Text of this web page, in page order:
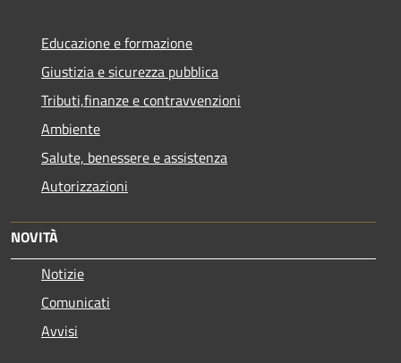
Educazione e formazione
Giustizia e sicurezza pubblica
Tributi,finanze e contravvenzioni
Ambiente
Salute, benessere e assistenza
Autorizzazioni
NOVITÀ
Notizie
Comunicati
Avvisi